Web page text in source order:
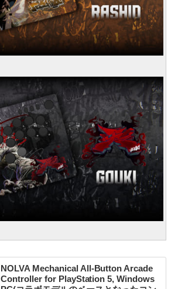
NOLVA Mechanical All-Button Arcade
Controller for PlayStation 5, Windows